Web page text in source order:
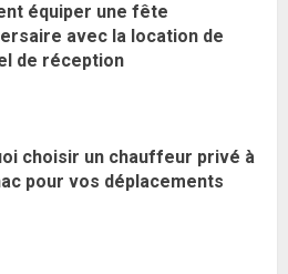
équiper une fête
avec la location de
de réception
choisir un chauffeur privé à
pour vos déplacements